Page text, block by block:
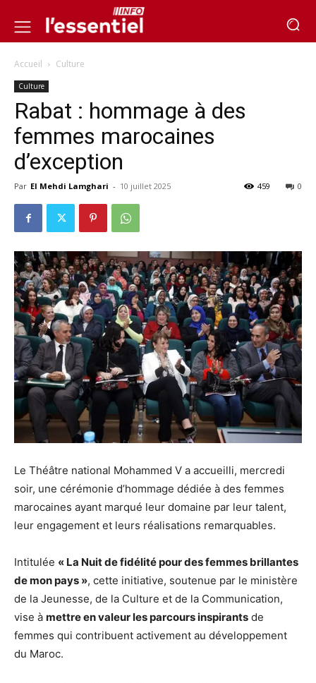
Accueil Culture
Culture
Rabat : hommage à des
femmes marocaines
d’exception
Par El Mehdi Lamghari - 10 juillet 2025 0
459
Le Théâtre national Mohammed V a accueilli, mercredi
soir, une cérémonie d’hommage dédiée à des femmes
marocaines ayant marqué leur domaine par leur talent,
leur engagement et leurs réalisations remarquables.
Intitulée « La Nuit de fidélité pour des femmes brillantes
de mon pays », cette initiative, soutenue par le ministère
de la Jeunesse, de la Culture et de la Communication,
vise à mettre en valeur les parcours inspirants de
femmes qui contribuent activement au développement
du Maroc.